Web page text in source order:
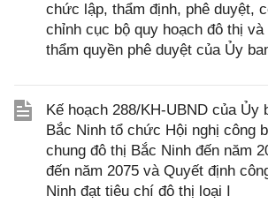
chức lập, thẩm định, phê duyệt,
chỉnh cục bộ quy hoạch đô thị và
thẩm quyền phê duyệt của Ủy
Kế hoạch 288/KH-UBND của Ủy
Bắc Ninh tổ chức Hội nghị công
chung đô thị Bắc Ninh đến năm
đến năm 2075 và Quyết định
Ninh đạt tiêu chí đô thị loại I